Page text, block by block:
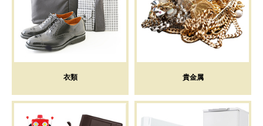
衣類 貴金属